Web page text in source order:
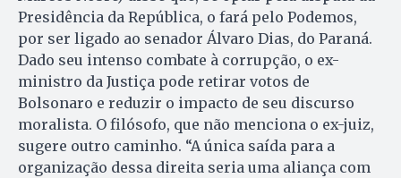
Presidência da República, o fará pelo Podemos,
por ser ligado ao senador Álvaro Dias, do Paraná.
Dado seu intenso combate à corrupção, o ex-
ministro da Justiça pode retirar votos de
Bolsonaro e reduzir o impacto de seu discurso
moralista. O filósofo, que não menciona o ex-juiz,
sugere outro caminho. “A única saída para a
organização dessa direita seria uma aliança com